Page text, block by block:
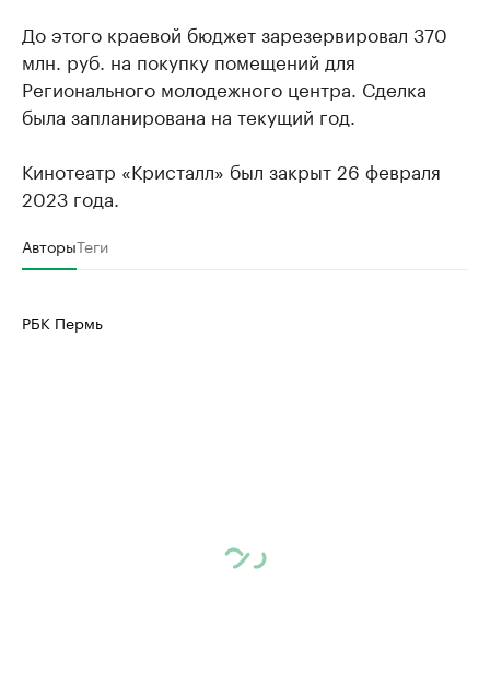
До этого краевой бюджет зарезервировал 370
млн. руб. на покупку помещений для
Регионального молодежного центра. Сделка
была запланирована на текущий год.
Кинотеатр «Кристалл» был закрыт 26 февраля
2023 года.
АвторыТеги
РБК Пермь